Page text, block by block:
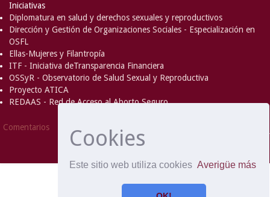
Cookies
Este sitio web utiliza cookies Averigüe más
Iniciativas
Diplomatura en salud y derechos sexuales y reproductivos
Dirección y Gestión de Organizaciones Sociales - Especialización en
OSFL
Ellas-Mujeres y Filantropía
ITF - Iniciativa deTransparencia Financiera
OSSyR - Observatorio de Salud Sexual y Reproductiva
Proyecto ATICA
REDAAS - Red de Acceso al Aborto Seguro
Comentarios
2008 MITandHewlett-Packard
- Extensión mantenida y